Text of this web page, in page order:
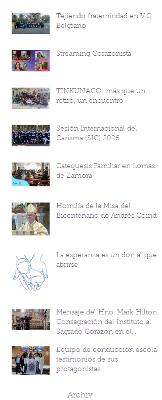
Tejiendo fraternindad en V.G.
Belgrano
Streaming Corazonista
TINKUNACO: más que un
retiro, un encuentro
Sesión Internacional del
Carisma (SIC) 2026
Catequesis Familiar en Lomas
de Zamora
Homilía de la Misa del
Bicentenario de Andrés Coindre
La esperanza es un don al que
abrirse
Mensaje del Hno. Mark Hilton y
Consagración del Instituto al
Sagrado Corazón en el
Coindre
Equipo de conducción escolar:
testimonios de sus
protagonistas
Archiv